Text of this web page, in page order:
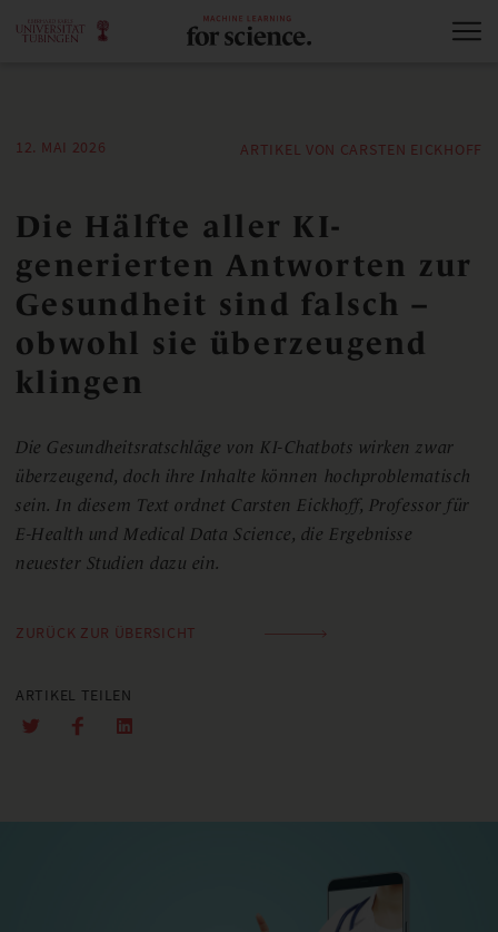
12. MAI 2026 ARTIKEL VON CARSTEN EICKHOFF
Die Hälfte aller KI-
generierten Antworten zur
Gesundheit sind falsch –
obwohl sie überzeugend
klingen
Die Gesundheitsratschläge von KI-Chatbots wirken zwar
überzeugend, doch ihre Inhalte können hochproblematisch
sein. In diesem Text ordnet Carsten Eickhoff, Professor für
E-Health und Medical Data Science, die Ergebnisse
neuester Studien dazu ein.
ZURÜCK ZUR ÜBERSICHT
ARTIKEL TEILEN